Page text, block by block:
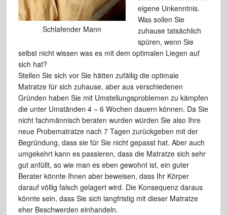
Schlafender Mann
eigene Unkenntnis.
Was sollen Sie
zuhause tatsächlich
spüren, wenn Sie
selbst nicht wissen was es mit dem optimalen Liegen auf
sich hat?
Stellen Sie sich vor Sie hätten zufällig die optimale
Matratze für sich zuhause, aber aus verschiedenen
Gründen haben Sie mit Umstellungsproblemen zu kämpfen
die unter Umständen 4 – 6 Wochen dauern können. Da Sie
nicht fachmännisch beraten wurden würden Sie also Ihre
neue Probematratze nach 7 Tagen zurückgeben mit der
Begründung, dass sie für Sie nicht gepasst hat. Aber auch
umgekehrt kann es passieren, dass die Matratze sich sehr
gut anfüllt, so wie man es eben gewohnt ist, ein guter
Berater könnte Ihnen aber beweisen, dass Ihr Körper
darauf völlig falsch gelagert wird. Die Konsequenz daraus
könnte sein, dass Sie sich langfristig mit dieser Matratze
eher Beschwerden einhandeln.